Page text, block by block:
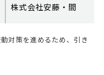
株式会社安藤・間
対策を進めるため、引き